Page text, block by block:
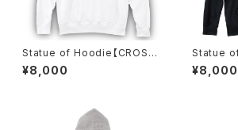
Statue of Hoodie【CROSSJ
AM】
¥8,000
Statue of
AM】
¥8,000